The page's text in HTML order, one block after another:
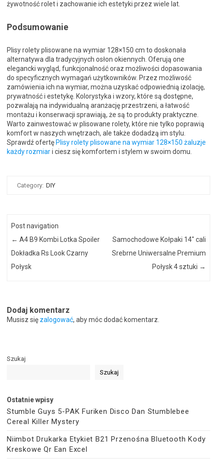
żywotność rolet i zachowanie ich estetyki przez wiele lat.
Podsumowanie
Plisy rolety plisowane na wymiar 128×150 cm to doskonała
alternatywa dla tradycyjnych osłon okiennych. Oferują one
elegancki wygląd, funkcjonalność oraz możliwości dopasowania
do specyficznych wymagań użytkowników. Przez możliwość
zamówienia ich na wymiar, można uzyskać odpowiednią izolację,
prywatność i estetykę. Kolorystyka i wzory, które są dostępne,
pozwalają na indywidualną aranżację przestrzeni, a łatwość
montażu i konserwacji sprawiają, że są to produkty praktyczne.
Warto zainwestować w plisowane rolety, które nie tylko poprawią
komfort w naszych wnętrzach, ale także dodadzą im stylu.
Sprawdź ofertę Plisy rolety plisowane na wymiar 128×150 żaluzje
każdy rozmiari ciesz się komfortem i stylem w swoim domu.
Category: DIY
Post navigation
← A4 B9 Kombi Lotka Spoiler
Dokładka Rs Look Czarny
Połysk
Samochodowe Kołpaki 14″ cali
Srebrne Uniwersalne Premium
Połysk 4 sztuki →
Dodaj komentarz
Musisz się zalogować, aby móc dodać komentarz.
Szukaj
Szukaj
Ostatnie wpisy
Stumble Guys 5-PAK Furiken Disco Dan Stumblebee
Cereal Killer Mystery
Niimbot Drukarka Etykiet B21 Przenośna Bluetooth Kody
Kreskowe Qr Ean Excel